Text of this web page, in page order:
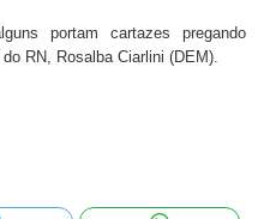
portam cartazes pregando
RN, Rosalba Ciarlini (DEM).